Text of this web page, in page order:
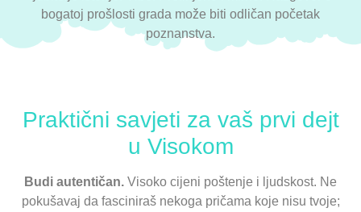
bogatoj prošlosti grada može biti odličan početak
poznanstva.
Praktični savjeti za vaš prvi dejt
u Visokom
Budi autentičan. Visoko cijeni poštenje i ljudskost. Ne
pokušavaj da fasciniraš nekoga pričama koje nisu tvoje;